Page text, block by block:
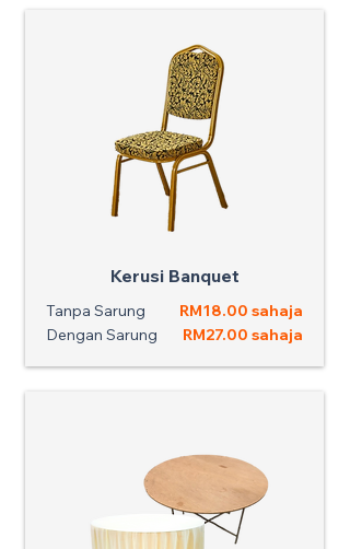
Kerusi Banquet
Tanpa Sarung
RM18.00 sahaja
Dengan Sarung
RM27.00 sahaja